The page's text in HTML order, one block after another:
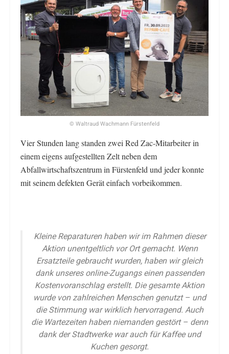
© Waltraud Wachmann Fürstenfeld
Vier Stunden lang standen zwei Red Zac-Mitarbeiter in
einem eigens aufgestellten Zelt neben dem
Abfallwirtschaftszentrum in Fürstenfeld und jeder konnte
mit seinem defekten Gerät einfach vorbeikommen.
Kleine Reparaturen haben wir im Rahmen dieser
Aktion unentgeltlich vor Ort gemacht. Wenn
Ersatzteile gebraucht wurden, haben wir gleich
dank unseres online-Zugangs einen passenden
Kostenvoranschlag erstellt. Die gesamte Aktion
wurde von zahlreichen Menschen genutzt – und
die Stimmung war wirklich hervorragend. Auch
die Wartezeiten haben niemanden gestört – denn
dank der Stadtwerke war auch für Kaffee und
Kuchen gesorgt.